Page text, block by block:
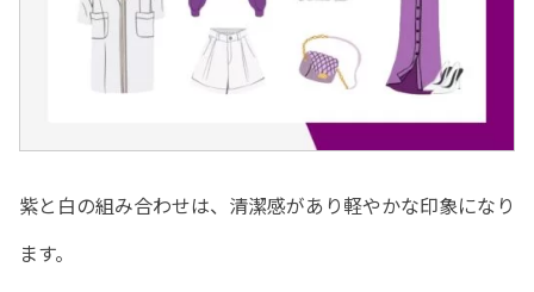
紫と白の組み合わせは、清潔感があり軽やかな印象になり
ます。